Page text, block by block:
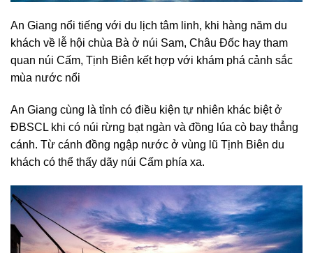
An Giang nổi tiếng với du lịch tâm linh, khi hàng năm du
khách về lễ hội chùa Bà ở núi Sam, Châu Đốc hay tham
quan núi Cấm, Tịnh Biên kết hợp với khám phá cảnh sắc
mùa nước nổi
An Giang cùng là tỉnh có điều kiện tự nhiên khác biệt ở
ĐBSCL khi có núi rừng bạt ngàn và đồng lúa cò bay thẳng
cánh. Từ cánh đồng ngập nước ở vùng lũ Tịnh Biên du
khách có thể thấy dãy núi Cấm phía xa.